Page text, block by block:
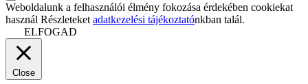
Weboldalunk a felhasználói élmény fokozása érdekében cookiekat
használ Részleteket adatkezelési tájékoztatónkban talál.
ELFOGAD
Close